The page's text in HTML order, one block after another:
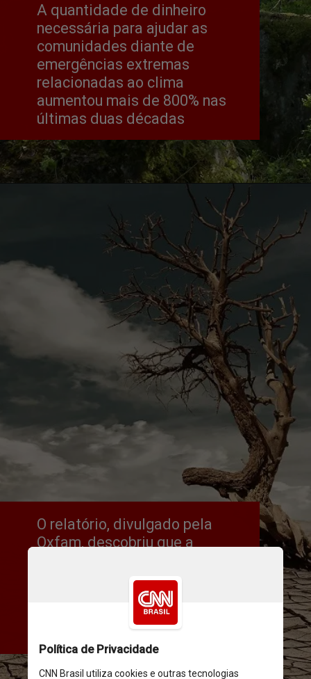
A quantidade de dinheiro
necessária para ajudar as
comunidades diante de
emergências extremas
relacionadas ao clima
aumentou mais de 800% nas
últimas duas décadas
O relatório, divulgado pela
Oxfam, descobriu que a
financiamento humanitário da
ONU relacionado a climas
extremos agora é muito maior
do que há 20 anos